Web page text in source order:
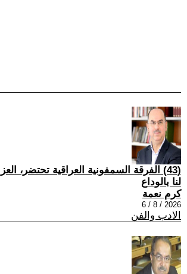
(43) الفرقة السمفونية العراقية تحتضر،
لنا بالوداع
كرم نعمة
2026 / 8 / 6
الادب والفن